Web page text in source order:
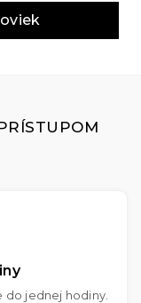
do jednej hodiny.